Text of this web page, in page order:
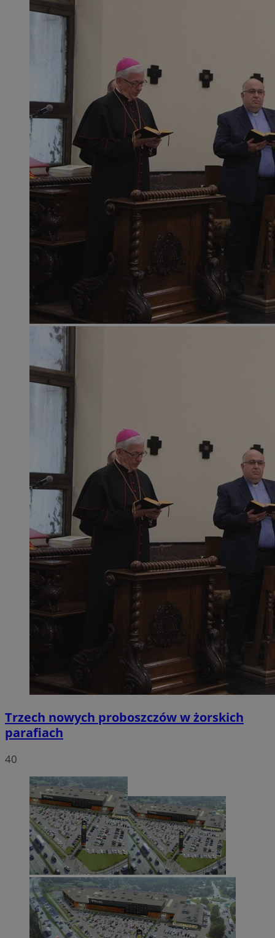
Trzech nowych proboszczów w żorskich
parafiach
40